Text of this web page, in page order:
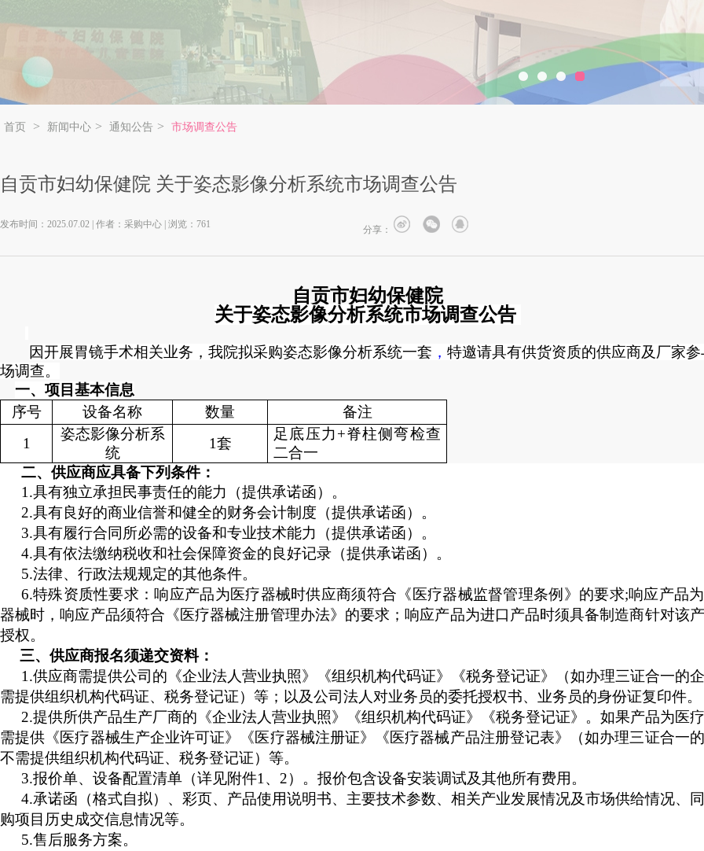
Next
首页 > 新闻中心 > 通知公告 > 市场调查公告
自贡市妇幼保健院 关于姿态影像分析系统市场调查公告
发布时间：2025.07.02 | 作者：采购中心 | 浏览： 761 分享：
自贡市妇幼保健院
关于姿态影像分析系统市场调查公告
因开展胃镜手术相关业务，我院拟采购姿态影像分析系统一套 ，特邀请具有供货资质的供应商及厂家
场调查。
一、项目基本信息
序号
设备名称 数量
备注
1
姿态影像分析系
统
1套
足底压力+脊柱侧弯检查
二合一
二、供应商应具备下列条件：
1.具有独立承担民事责任的能力（提供承诺函）。
2.具有良好的商业信誉和健全的财务会计制度（提供承诺函）。
3.具有履行合同所必需的设备和专业技术能力（提供承诺函）。
4.具有依法缴纳税收和社会保障资金的良好记录（提供承诺函）。
5.法律、行政法规规定的其他条件。
6.特殊资质性要求：响应产品为医疗器械时供应商须符合《医疗器械监督管理条例》的要求;响应产品
器械时，响应产品须符合《医疗器械注册管理办法》的要求；响应产品为进口产品时须具备制造商针对该
授权。
三、供应商报名须递交资料：
1.供应商需提供公司的《企业法人营业执照》《组织机构代码证》《税务登记证》（如办理三证合一的
需提供组织机构代码证、税务登记证）等；以及公司法人对业务员的委托授权书、业务员的身份证复印件。
2.提供所供产品生产厂商的《企业法人营业执照》《组织机构代码证》《税务登记证》。如果产品为医
需提供《医疗器械生产企业许可证》《医疗器械注册证》《医疗器械产品注册登记表》（如办理三证合一
不需提供组织机构代码证、税务登记证）等。
3.报价单、设备配置清单（详见附件1 、 2）。报价包含设备安装调试及其他所有费用。
4.承诺函（格式自拟）、彩页、产品使用说明书、主要技术参数、相关产业发展情况及市场供给情况、
购项目历史成交信息情况等。
5.售后服务方案。